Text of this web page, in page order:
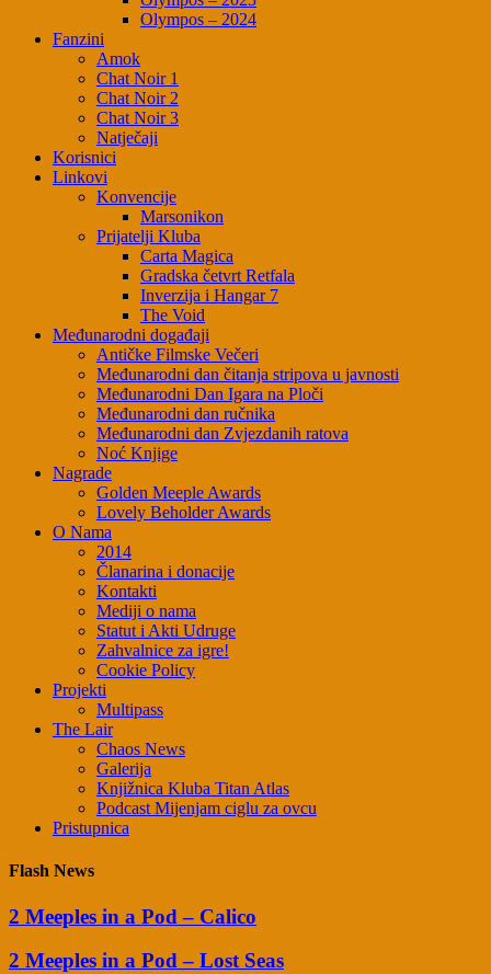
Olympos – 2024
Fanzini
Amok
Chat Noir 1
Chat Noir 2
Chat Noir 3
Natječaji
Korisnici
Linkovi
Konvencije
Marsonikon
Prijatelji Kluba
Carta Magica
Gradska četvrt Retfala
Inverzija i Hangar 7
The Void
Međunarodni događaji
Antičke Filmske Večeri
Međunarodni dan čitanja stripova u javnosti
Međunarodni Dan Igara na Ploči
Međunarodni dan ručnika
Međunarodni dan Zvjezdanih ratova
Noć Knjige
Nagrade
Golden Meeple Awards
Lovely Beholder Awards
O Nama
2014
Članarina i donacije
Kontakti
Mediji o nama
Statut i Akti Udruge
Zahvalnice za igre!
Cookie Policy
Projekti
Multipass
The Lair
Chaos News
Galerija
Knjižnica Kluba Titan Atlas
Podcast Mijenjam ciglu za ovcu
Pristupnica
Flash News
2 Meeples in a Pod – Calico
2 Meeples in a Pod – Lost Seas